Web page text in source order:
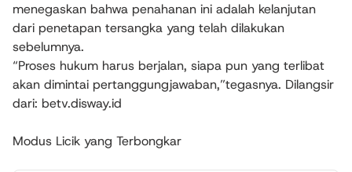
menegaskan bahwa penahanan ini adalah kelanjutan
dari penetapan tersangka yang telah dilakukan
sebelumnya.
“Proses hukum harus berjalan, siapa pun yang terlibat
akan dimintai pertanggungjawaban,”tegasnya. Dilangsir
dari: betv.disway.id
Modus Licik yang Terbongkar